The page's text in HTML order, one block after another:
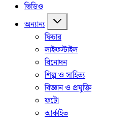
ভিডিও
অন্যান্য
ফিচার
লাইফস্টাইল
বিনোদন
শিল্প ও সাহিত্য
বিজ্ঞান ও প্রযুক্তি
ফটো
আর্কাইভ